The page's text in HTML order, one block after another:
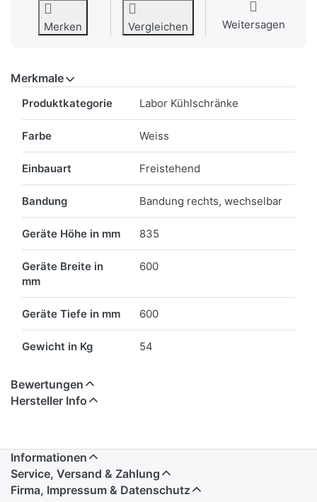
Merken Vergleichen Weitersagen
Merkmale
Produktkategorie Labor Kühlschränke
Farbe Weiss
Einbauart Freistehend
Bandung Bandung rechts, wechselbar
Geräte Höhe in mm 835
Geräte Breite in
mm
600
Geräte Tiefe in mm 600
Gewicht in Kg 54
Bewertungen
Hersteller Info
Informationen
Service, Versand & Zahlung
Firma, Impressum & Datenschutz